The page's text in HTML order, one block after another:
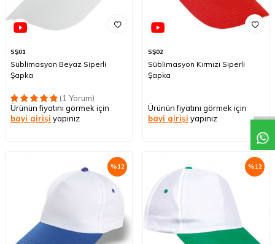
SŞ01
Süblimasyon Beyaz Siperli
Şapka
(1 Yorum)
Ürünün fiyatını görmek için
bayi girişi yapınız
SŞ02
Süblimasyon Kırmızı Siperli
Şapka
Ürünün fiyatını görmek için
bayi girişi yapınız
%12 %12